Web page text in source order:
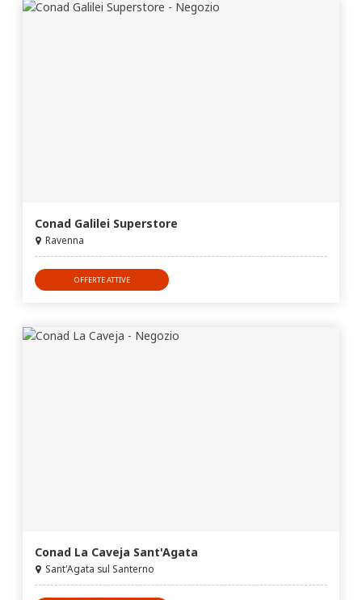
Conad Galilei Superstore
Ravenna
OFFERTE ATTIVE
Conad La Caveja Sant'Agata
Sant'Agata sul Santerno